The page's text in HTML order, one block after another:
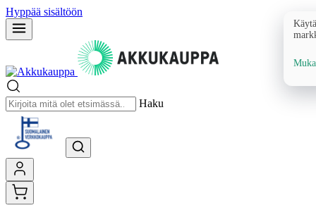
Hyppää sisältöön
Haku